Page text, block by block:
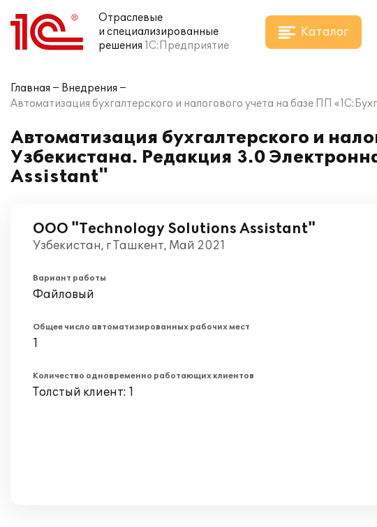
Отраслевые
и специализированные
решения 1С:Предприятие
Каталог
Главная
Внедрения
Автоматизация бухгалтерского и налогового учета на базе ПП
Автоматизация бухгалтерского и
Узбекистана. Редакция 3.0
Assistant"
ООО "Technology Solutions Assistant"
Узбекистан, г Ташкент, Май 2021
Вариант работы
Файловый
Общее число автоматизированных рабочих мест
1
Количество одновременно работающих клиентов
Толстый клиент: 1